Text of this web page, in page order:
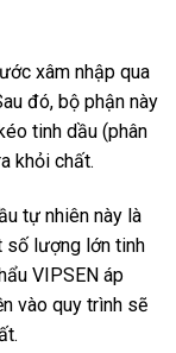
xâm nhập qua
đó, bộ phận này
tinh dầu (phân
khỏi chất.
tự nhiên này là
số lượng lớn tinh
VIPSEN áp
vào quy trình sẽ